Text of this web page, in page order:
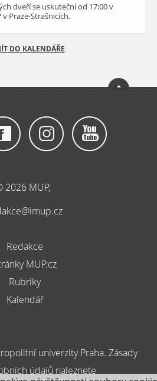
dveří se uskuteční od 17:00 v
Praze-Strašnicích.
DO KALENDÁŘE
2026 MUP,
Redakce
MUP.cz
Rubriky
Kalendář
univerzity Praha. Zásady
údajů naleznete